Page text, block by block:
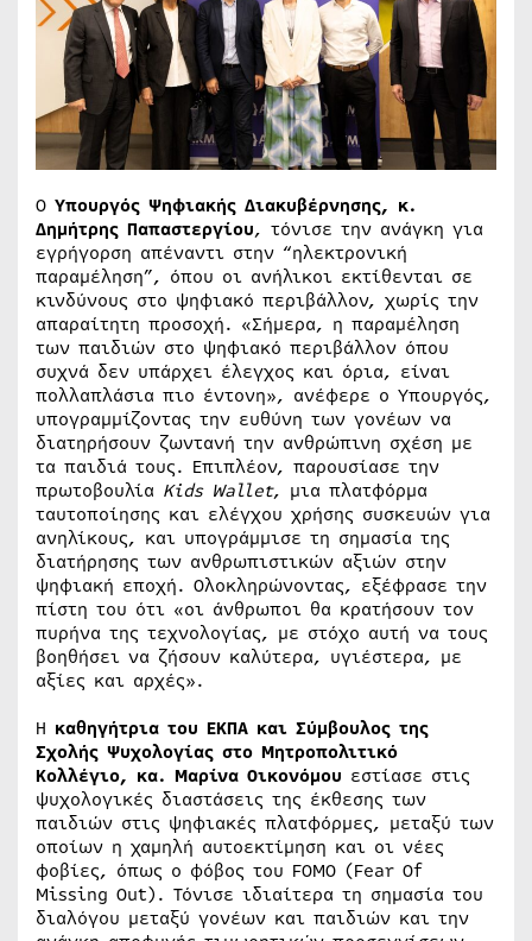
Ο Υπουργός Ψηφιακής Διακυβέρνησης, κ.
Δημήτρης Παπαστεργίου, τόνισε την ανάγκη για
εγρήγορση απέναντι στην “ηλεκτρονική
παραμέληση”, όπου οι ανήλικοι εκτίθενται σε
κινδύνους στο ψηφιακό περιβάλλον, χωρίς την
απαραίτητη προσοχή. «Σήμερα, η παραμέληση
των παιδιών στο ψηφιακό περιβάλλον όπου
συχνά δεν υπάρχει έλεγχος και όρια, είναι
πολλαπλάσια πιο έντονη», ανέφερε ο Υπουργός,
υπογραμμίζοντας την ευθύνη των γονέων να
διατηρήσουν ζωντανή την ανθρώπινη σχέση με
τα παιδιά τους. Επιπλέον, παρουσίασε την
πρωτοβουλία Kids Wallet, μια πλατφόρμα
ταυτοποίησης και ελέγχου χρήσης συσκευών για
ανηλίκους, και υπογράμμισε τη σημασία της
διατήρησης των ανθρωπιστικών αξιών στην
ψηφιακή εποχή. Ολοκληρώνοντας, εξέφρασε την
πίστη του ότι «οι άνθρωποι θα κρατήσουν τον
πυρήνα της τεχνολογίας, με στόχο αυτή να τους
βοηθήσει να ζήσουν καλύτερα, υγιέστερα, με
αξίες και αρχές».
Η καθηγήτρια του ΕΚΠΑ και Σύμβουλος της
Σχολής Ψυχολογίας στο Μητροπολιτικό
Κολλέγιο, κα. Μαρίνα Οικονόμου εστίασε στις
ψυχολογικές διαστάσεις της έκθεσης των
παιδιών στις ψηφιακές πλατφόρμες, μεταξύ των
οποίων η χαμηλή αυτοεκτίμηση και οι νέες
φοβίες, όπως ο φόβος του FOMO (Fear Of
Missing Out). Τόνισε ιδιαίτερα τη σημασία του
διαλόγου μεταξύ γονέων και παιδιών και την